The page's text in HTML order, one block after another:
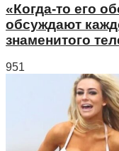
«Когда-то его
обсуждают
знаменитого
951